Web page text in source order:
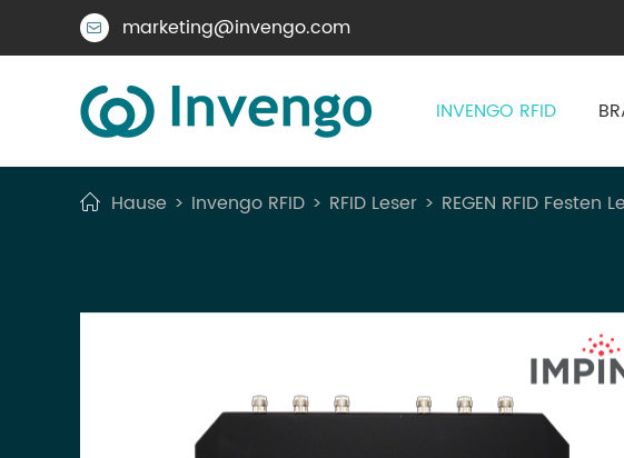
 marketing@invengo.com
INVENGO RFID
Hause Invengo RFID RFID Leser REGEN RFID Festen